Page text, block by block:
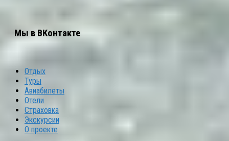
Мы в ВКонтакте
Отдых
Туры
Авиабилеты
Отели
Страховка
Экскурсии
О проекте